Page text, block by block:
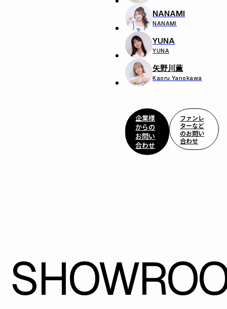
NANAMI
NANAMI
YUNA
YUNA
矢野川薫
Kaoru Yanokawa
企業様
からの
お問い
合わせ
ファンレ
ターなど
のお問い
合わせ